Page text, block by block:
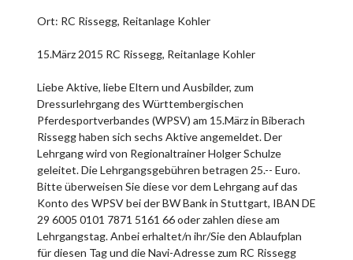
Ort: RC Rissegg, Reitanlage Kohler
15.März 2015 RC Rissegg, Reitanlage Kohler
Liebe Aktive, liebe Eltern und Ausbilder, zum
Dressurlehrgang des Württembergischen
Pferdesportverbandes (WPSV) am 15.März in Biberach
Rissegg haben sich sechs Aktive angemeldet. Der
Lehrgang wird von Regionaltrainer Holger Schulze
geleitet. Die Lehrgangsgebühren betragen 25.-- Euro.
Bitte überweisen Sie diese vor dem Lehrgang auf das
Konto des WPSV bei der BW Bank in Stuttgart, IBAN DE
29 6005 0101 7871 5161 66 oder zahlen diese am
Lehrgangstag. Anbei erhaltet/n ihr/Sie den Ablaufplan
für diesen Tag und die Navi-Adresse zum RC Rissegg